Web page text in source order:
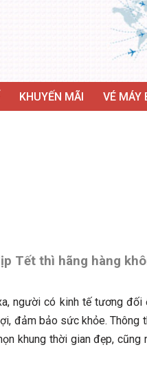
KHUYẾN MÃI VÉ MÁY
Tết thì hãng hàng
người có kinh tế tương
đảm bảo sức khỏe.
khung thời gian đẹp, cũng